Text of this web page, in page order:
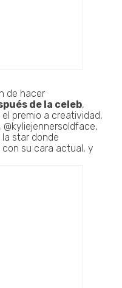
de hacer
de la celeb,
premio a creatividad,
star donde
su cara actual, y